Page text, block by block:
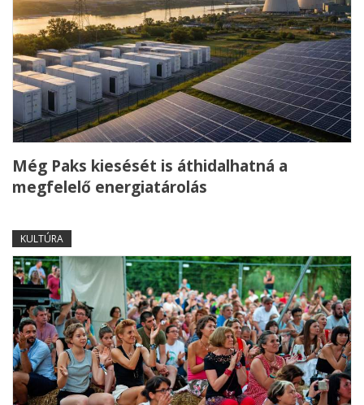
Még Paks kiesését is áthidalhatná a
megfelelő energiatárolás
KULTÚRA